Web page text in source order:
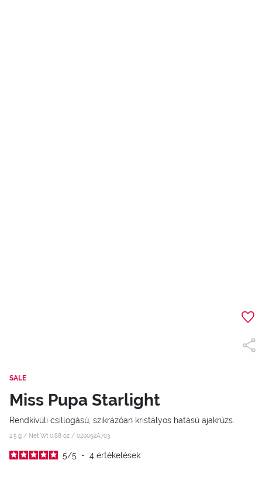
SALE
Miss Pupa Starlight
Rendkívüli csillogású, szikrázóan kristályos hatású ajakrúzs.
2.5 g / Net Wt 0.88 oz / 020092A703
5/5 - 4 értékelések